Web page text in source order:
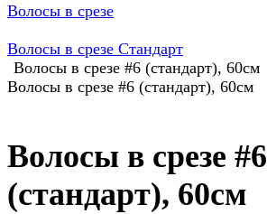
Волосы в срезе
Волосы в срезе Стандарт
Волосы в срезе #6 (стандарт), 60см
Волосы в срезе #6 (стандарт), 60см
Волосы в срезе #6
(стандарт), 60см